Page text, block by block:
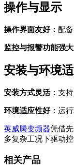
操作与显示
操作界面友好： 配
监控与报警功能强大
安装与环境
安装方式灵活： 支
环境适应性好： 运
英威腾变频器凭借
多复杂工况下驱动
相关产品